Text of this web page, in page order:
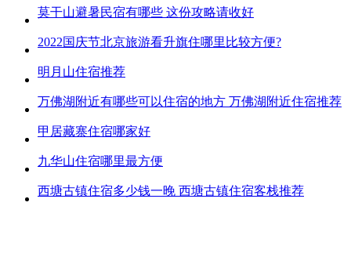
莫干山避暑民宿有哪些 这份攻略请收好
2022国庆节北京旅游看升旗住哪里比较方便?
明月山住宿推荐
万佛湖附近有哪些可以住宿的地方 万佛湖附近住宿推荐
甲居藏寨住宿哪家好
九华山住宿哪里最方便
西塘古镇住宿多少钱一晚 西塘古镇住宿客栈推荐